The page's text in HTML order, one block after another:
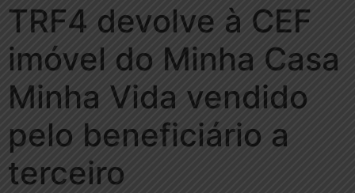
TRF4 devolve à CEF
imóvel do Minha Casa
Minha Vida vendido
pelo beneficiário a
terceiro